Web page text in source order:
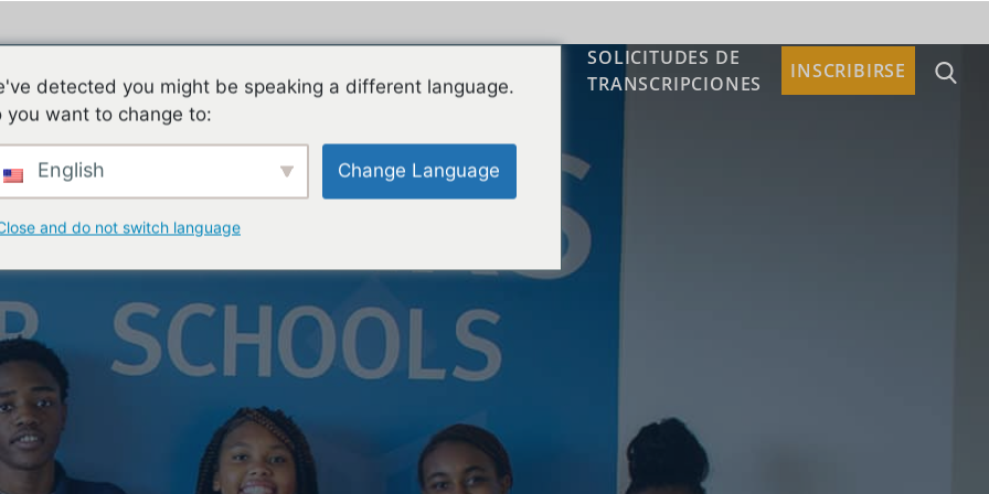
SOLICITUDES DE
TRANSCRIPCIONES
INSCRIBIRSE
detected you might be speaking a different language.
you want to change to:
English Change Language
and do not switch language